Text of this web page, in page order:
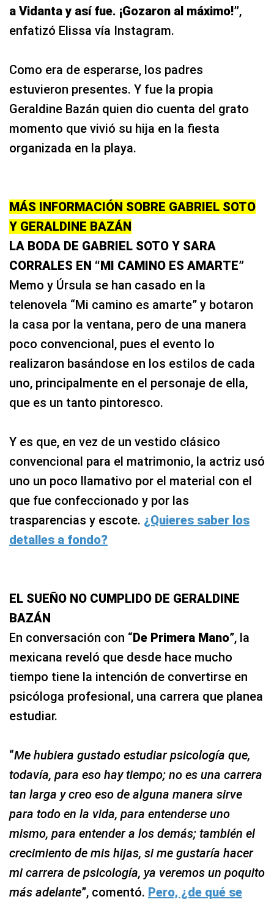
a Vidanta y así fue. ¡Gozaron al máximo!”,
enfatizó Elissa vía Instagram.
Como era de esperarse, los padres
estuvieron presentes. Y fue la propia
Geraldine Bazán quien dio cuenta del grato
momento que vivió su hija en la fiesta
organizada en la playa.
MÁS INFORMACIÓN SOBRE GABRIEL SOTO
Y GERALDINE BAZÁN
LA BODA DE GABRIEL SOTO Y SARA
CORRALES EN “MI CAMINO ES AMARTE”
Memo y Úrsula se han casado en la
telenovela “Mi camino es amarte” y botaron
la casa por la ventana, pero de una manera
poco convencional, pues el evento lo
realizaron basándose en los estilos de cada
uno, principalmente en el personaje de ella,
que es un tanto pintoresco.
Y es que, en vez de un vestido clásico
convencional para el matrimonio, la actriz usó
uno un poco llamativo por el material con el
que fue confeccionado y por las
trasparencias y escote. ¿Quieres saber los
detalles a fondo?
EL SUEÑO NO CUMPLIDO DE GERALDINE
BAZÁN
En conversación con “De Primera Mano”, la
mexicana reveló que desde hace mucho
tiempo tiene la intención de convertirse en
psicóloga profesional, una carrera que planea
estudiar.
“Me hubiera gustado estudiar psicología que,
todavía, para eso hay tiempo; no es una carrera
tan larga y creo eso de alguna manera sirve
para todo en la vida, para entenderse uno
mismo, para entender a los demás; también el
crecimiento de mis hijas, si me gustaría hacer
mi carrera de psicología, ya veremos un poquito
más adelante”, comentó. Pero, ¿de qué se